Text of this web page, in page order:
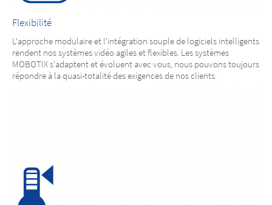
Flexibilité
L'approche modulaire et l'intégration souple de logiciels intelligents
rendent nos systèmes vidéo agiles et flexibles. Les systèmes
MOBOTIX s'adaptent et évoluent avec vous, nous pouvons toujours
répondre à la quasi-totalité des exigences de nos clients.